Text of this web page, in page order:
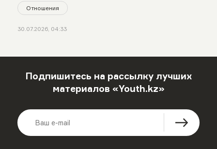
Отношения
30.07.2026, 04:33
Подпишитесь на рассылку лучших
материалов «Youth.kz»